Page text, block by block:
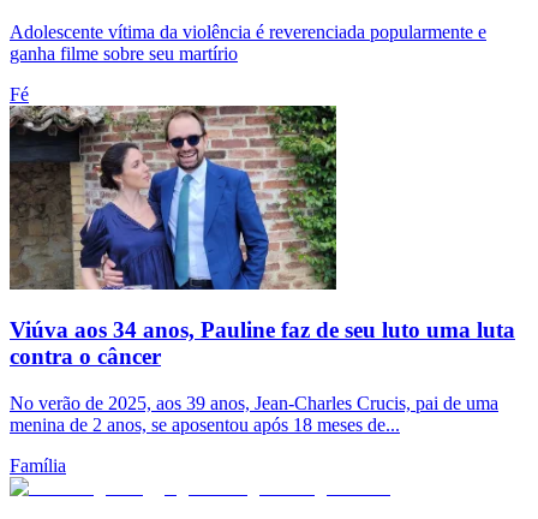
Adolescente vítima da violência é reverenciada popularmente e
ganha filme sobre seu martírio
Fé
Viúva aos 34 anos, Pauline faz de seu luto uma luta
contra o câncer
No verão de 2025, aos 39 anos, Jean-Charles Crucis, pai de uma
menina de 2 anos, se aposentou após 18 meses de...
Família